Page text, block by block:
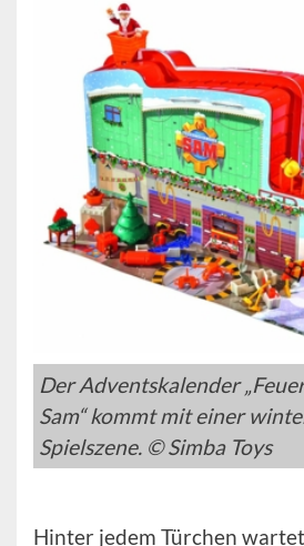
Der Adventskalender
Sam“ kommt mit einer
Spielszene. © Simba Toys
Hinter jedem Türchen